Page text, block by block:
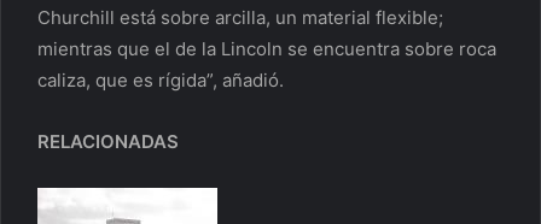
Churchill está sobre arcilla, un material flexible;
mientras que el de la Lincoln se encuentra sobre roca
caliza, que es rígida”, añadió.
RELACIONADAS